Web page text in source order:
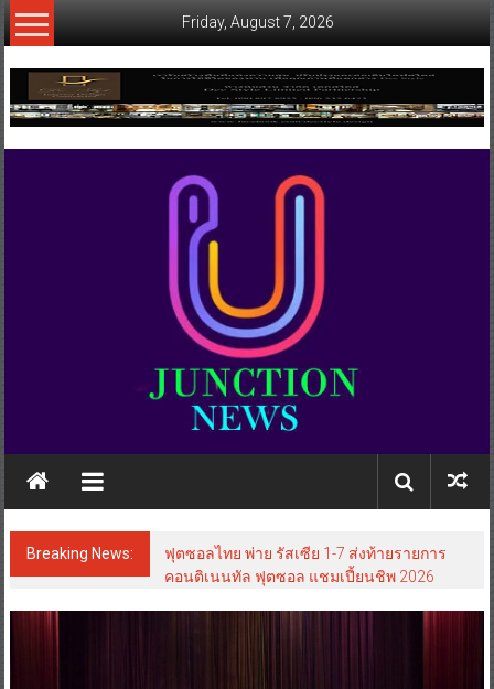
Skip
to
Friday, August 7, 2026
www.ujunctionnews.com
เว็บ
ข่าว
Breaking News:
ฟุตซอลไทย พ่าย รัสเซีย 1-7 ส่งท้ายรายการ
คอนติเนนทัล ฟุตซอล แชมเปี้ยนชิพ 2026